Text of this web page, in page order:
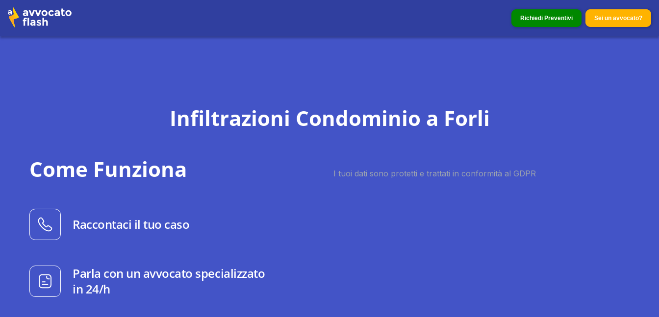
Richiedi Preventivi Sei un avvocato?
Infiltrazioni Condominio a Forli
Come Funziona
Raccontaci il tuo caso
Parla con un avvocato specializzato
in 24/h